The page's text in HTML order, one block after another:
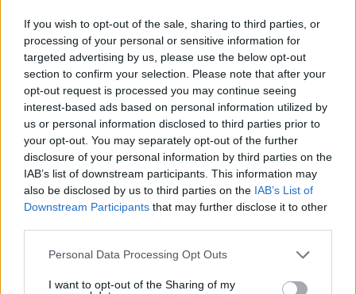
If you wish to opt-out of the sale, sharing to third parties, or
processing of your personal or sensitive information for
targeted advertising by us, please use the below opt-out
section to confirm your selection. Please note that after your
opt-out request is processed you may continue seeing
interest-based ads based on personal information utilized by
us or personal information disclosed to third parties prior to
your opt-out. You may separately opt-out of the further
disclosure of your personal information by third parties on the
IAB’s list of downstream participants. This information may
also be disclosed by us to third parties on the IAB’s List of
Downstream Participants that may further disclose it to other
Please note that this website/app uses one or more Google
not limited to your visit or usage behaviour. You may click to
Personal Data Processing Opt Outs
I want to opt-out of the Sharing of my